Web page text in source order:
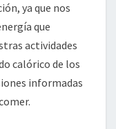
ya que nos
que
actividades
calórico de los
informadas